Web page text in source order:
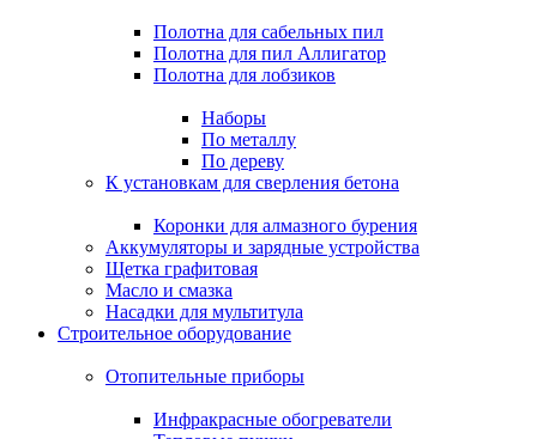
Полотна для сабельных пил
Полотна для пил Аллигатор
Полотна для лобзиков
Наборы
По металлу
По дереву
К установкам для сверления бетона
Коронки для алмазного бурения
Аккумуляторы и зарядные устройства
Щетка графитовая
Масло и смазка
Насадки для мультитула
Строительное оборудование
Отопительные приборы
Инфракрасные обогреватели